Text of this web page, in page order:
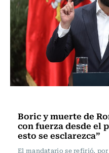
Boric y muerte de
con fuerza desde el
esto se esclarezca”
El mandatario se refirió,